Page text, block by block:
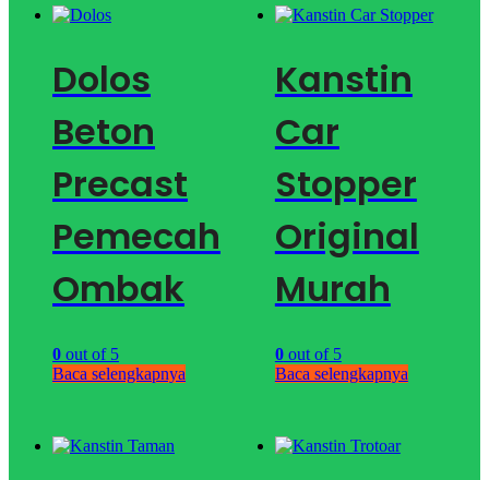
Dolos
Beton
Precast
Pemecah
Ombak
0 out of 5
Baca selengkapnya
Kanstin
Car
Stopper
Original
Murah
0out of 5
Baca selengkapnya